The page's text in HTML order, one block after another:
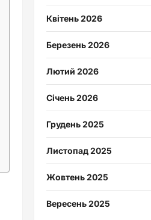
Квітень 2026
Березень 2026
Лютий 2026
Січень 2026
Грудень 2025
Листопад 2025
Жовтень 2025
Вересень 2025